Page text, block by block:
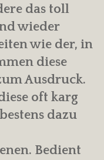
das toll
wieder
wie der, in
diese
Ausdruck.
oft karg
dazu
Bedient